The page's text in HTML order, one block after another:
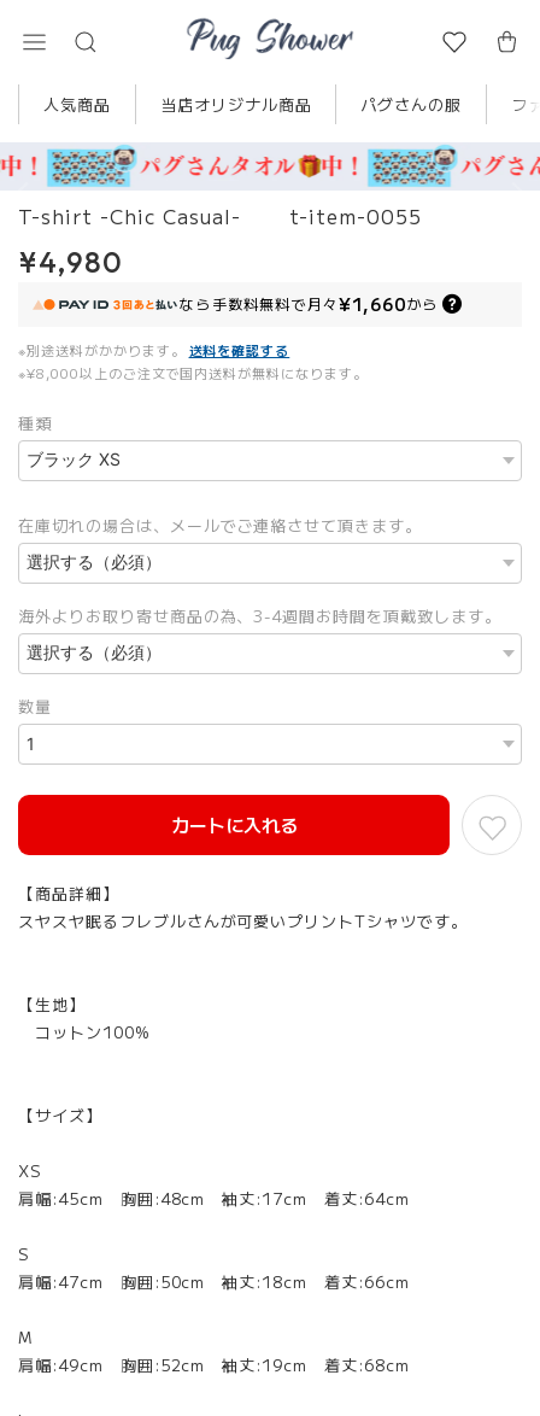
人気商品 当店オリジナル商品 パグさんの服 フ
T-shirt -Chic Casual- t-item-0055
¥4,980
なら 手数料無料で月々¥1,660から
※別途送料がかかります。
送料を確認する
※¥8,000以上のご注文で国内送料が無料になります。
種類
在庫切れの場合は、メールでご連絡させて頂きます。
海外よりお取り寄せ商品の為、3-4週間お時間を頂戴致します。
数量
カートに入れる
【商品詳細】
スヤスヤ眠るフレブルさんが可愛いプリントTシャツです。
【生地】
コットン100%
【サイズ】
XS
肩幅:45cm 胸囲:48cm 袖丈:17cm 着丈:64cm
S
肩幅:47cm 胸囲:50cm 袖丈:18cm 着丈:66cm
M
肩幅:49cm 胸囲:52cm 袖丈:19cm 着丈:68cm